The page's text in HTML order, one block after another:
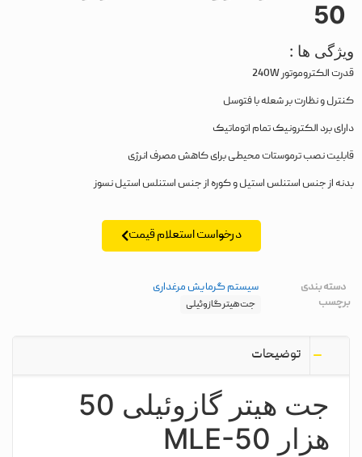
50
ویژگی ها :
قدرت الکتروموتور 240W
کنترل و نظارت بر شعله با فتوسل
دارای برد الکترونیک تمام اتوماتیک
قابلیت نصب ترموستات محیطی برای کاهش مصرف انرژی
بدنه از جنس استنلس استیل و کوره از جنس استنلس استیل نسوز
درخواست استعلام قیمت
دسته بندی
سیستم گرمایش مرغداری
برچسب
جت هیتر گازوئیلی
توضیحات
جت هیتر گازوئیلی 50
هزار MLE-50